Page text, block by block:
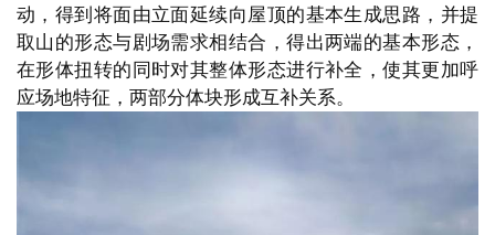
动，得到将面由立面延续向屋顶的基本生成思路，并提
取山的形态与剧场需求相结合，得出两端的基本形态，
在形体扭转的同时对其整体形态进行补全，使其更加呼
应场地特征，两部分体块形成互补关系。